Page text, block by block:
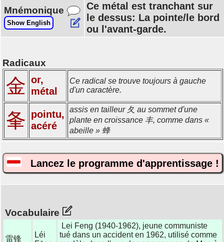
Mnémonique
Show English
Ce métal est tranchant sur
le dessus: La pointe/le bord
ou l'avant-garde.
Radicaux
金 or,
métal
Ce radical se trouve toujours à gauche
d'un caractère.
夆 pointu,
acéré
assis en tailleur 夂 au sommet d'une
plante en croissance 丰, comme dans «
abeille » 蜂
Lancez le programme d'apprentissage !
Vocabulaire
雷锋
Léi
Lei Feng (1940-1962), jeune communiste
tué dans un accident en 1962, utilisé comme